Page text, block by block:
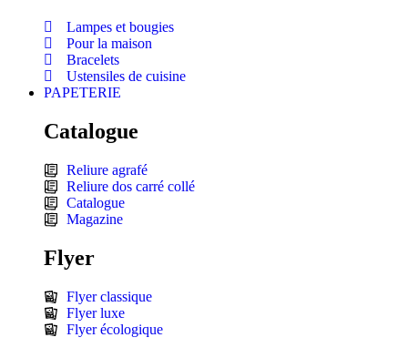
Lampes et bougies
Pour la maison
Bracelets
Ustensiles de cuisine
PAPETERIE
Catalogue
Reliure agrafé
Reliure dos carré collé
Catalogue
Magazine
Flyer
Flyer classique
Flyer luxe
Flyer écologique